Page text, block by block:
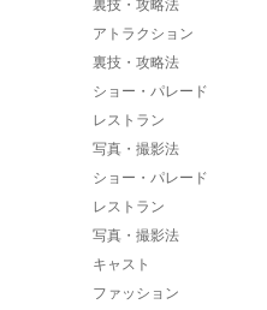
裏技・攻略法
アトラクション
裏技・攻略法
ショー・パレード
レストラン
写真・撮影法
ショー・パレード
レストラン
写真・撮影法
キャスト
ファッション